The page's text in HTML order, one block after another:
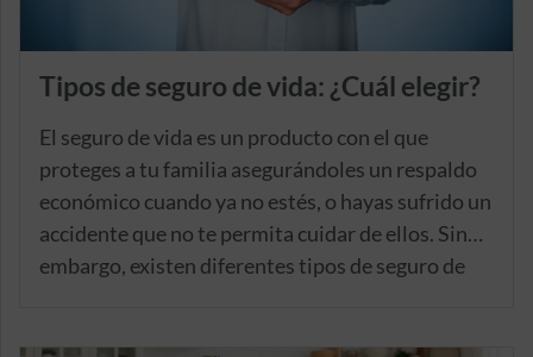
Tipos de seguro de vida: ¿Cuál elegir?
El seguro de vida es un producto con el que
proteges a tu familia asegurándoles un respaldo
económico cuando ya no estés, o hayas sufrido un
accidente que no te permita cuidar de ellos. Sin
embargo, existen diferentes tipos de seguro de